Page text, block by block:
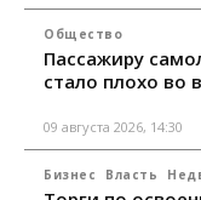
Общество
Пассажиру
стало плохо во
09 августа 2026, 14:30
Бизнес Власть